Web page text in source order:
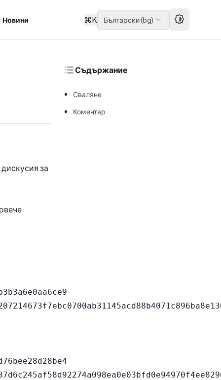
Новини ⌘K Български(bg)
за
Съдържание
Сваляне
Коментар